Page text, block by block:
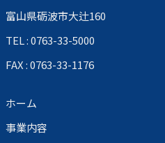
富山県砺波市大辻160
TEL : 0763-33-5000
FAX : 0763-33-1176
ホーム
事業内容